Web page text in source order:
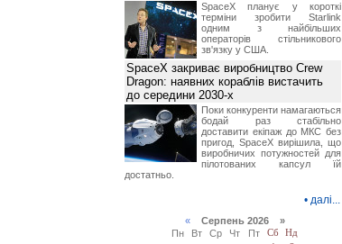
SpaceX планує у короткі
терміни зробити Starlink
одним з найбільших
операторів стільникового
зв'язку у США.
SpaceX закриває виробництво Crew
Dragon: наявних кораблів вистачить
до середини 2030-х
Поки конкуренти намагаються
бодай раз стабільно
доставити екіпаж до МКС без
пригод, SpaceX вирішила, що
виробничих потужностей для
пілотованих капсул їй
достатньо.
• далі...
«Серпень 2026 »
Пн
Вт Ср Чт Пт Сб
Нд